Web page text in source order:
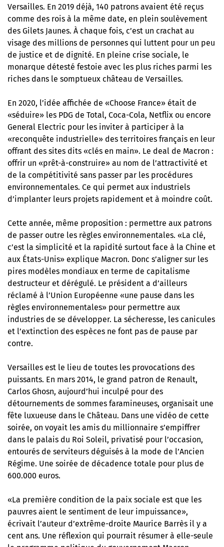
Versailles. En 2019 déjà, 140 patrons avaient été reçus
comme des rois à la même date, en plein soulèvement
des Gilets Jaunes. À chaque fois, c’est un crachat au
visage des millions de personnes qui luttent pour un peu
de justice et de dignité. En pleine crise sociale, le
monarque détesté festoie avec les plus riches parmi les
riches dans le somptueux château de Versailles.
En 2020, l’idée affichée de «Choose France» était de
«séduire» les PDG de Total, Coca-Cola, Netflix ou encore
General Electric pour les inviter à participer à la
«reconquête industrielle» des territoires français en leur
offrant des sites dits «clés en main». Le deal de Macron :
offrir un «prêt-à-construire» au nom de l’attractivité et
de la compétitivité sans passer par les procédures
environnementales. Ce qui permet aux industriels
d’implanter leurs projets rapidement et à moindre coût.
Cette année, même proposition : permettre aux patrons
de passer outre les règles environnementales. «La clé,
c’est la simplicité et la rapidité surtout face à la Chine et
aux États-Unis» explique Macron. Donc s’aligner sur les
pires modèles mondiaux en terme de capitalisme
destructeur et dérégulé. Le président a d’ailleurs
réclamé à l’Union Européenne «une pause dans les
règles environnementales» pour permettre aux
industries de se développer. La sécheresse, les canicules
et l’extinction des espèces ne font pas de pause par
contre.
Versailles est le lieu de toutes les provocations des
puissants. En mars 2014, le grand patron de Renault,
Carlos Ghosn, aujourd’hui inculpé pour des
détournements de sommes faramineuses, organisait une
fête luxueuse dans le Château. Dans une vidéo de cette
soirée, on voyait les amis du millionnaire s’empiffrer
dans le palais du Roi Soleil, privatisé pour l’occasion,
entourés de serviteurs déguisés à la mode de l’Ancien
Régime. Une soirée de décadence totale pour plus de
600.000 euros.
«La première condition de la paix sociale est que les
pauvres aient le sentiment de leur impuissance»,
écrivait l’auteur d’extrême-droite Maurice Barrès il y a
cent ans. Une réflexion qui pourrait résumer à elle-seule